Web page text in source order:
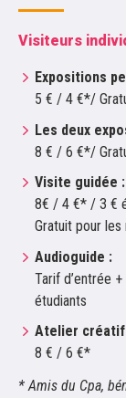
Visiteurs
Expositions
5 € / 4 €*/
Les deux
8 € / 6 €*/
Visite guidée :
8€ / 4 €* / 3 €
Gratuit pour les
Audioguide :
Tarif d’entrée
étudiants
Atelier
8 € / 6 €*
* Amis du Cpa,